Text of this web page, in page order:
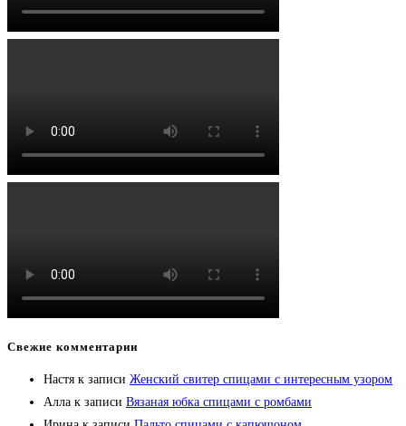
Свежие комментарии
Настя к записи Женский свитер спицами с интересным узором
Алла к записи Вязаная юбка спицами с ромбами